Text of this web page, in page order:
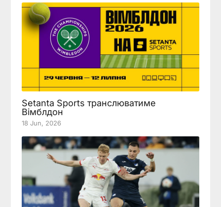
Setanta Sports транслюватиме
Вімблдон
18 Jun, 2026